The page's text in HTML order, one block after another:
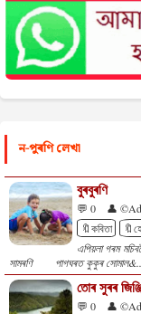
ন-পুৰণি লেখা
বুৰবুৰণি
💬 0 👤
🔖কবিতা
এপিয়লা গৰম
সামৰণি পাগঘৰত কুকুৰ
তোৰ সুৰৰ
💬 0 👤